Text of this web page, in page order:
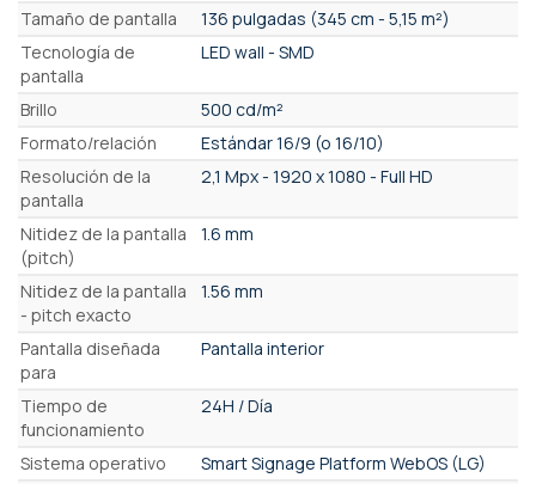
Tamaño de pantalla
136 pulgadas (345 cm - 5,15 m²)
Tecnología de
pantalla
LED wall - SMD
Brillo
500 cd/m²
Formato/relación
Estándar 16/9 (o 16/10)
Resolución de la
pantalla
2,1 Mpx - 1920 x 1080 - Full HD
Nitidez de la pantalla
(pitch)
1.6 mm
Nitidez de la pantalla
- pitch exacto
1.56 mm
Pantalla diseñada
para
Pantalla interior
Tiempo de
funcionamiento
24H / Día
Sistema operativo
Smart Signage Platform WebOS (LG)